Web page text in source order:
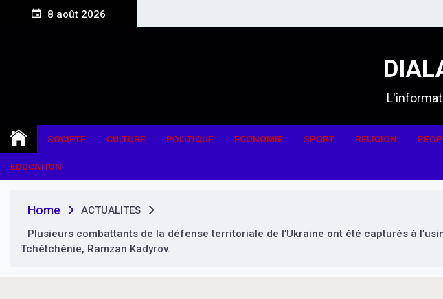
8 août 2026
SOCIETE CULTURE POLITIQUE ECONOMIE SPORT RELIGION
EDUCATION
Home
ACTUALITES
Plusieurs combattants de la défense territoriale de l’Ukraine ont été capturés à
Tchétchénie, Ramzan Kadyrov.